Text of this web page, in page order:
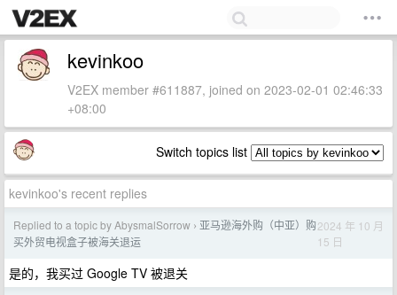
kevinkoo
V2EX member #611887, joined on 2023-02-01 02:46:33
+08:00
Switch topics list
kevinkoo's recent replies
Replied to a topic by AbysmalSorrow › 亚马逊海外购（中亚）购
买外贸电视盒子被海关退运
2024 年 10 月
15 日
是的，我买过 Google TV 被退关